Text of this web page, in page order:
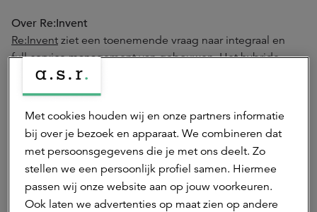
Over Re:Invent
Re:Invent ziet een toenemende vraag naar integraal en
full-service management van gebouwen. Het hybride
werk in de nasleep van covid-19 krijgt steeds meer vorm
en huurders en gebruikers verlangen een betere kwaliteit
en flexibiliteit voor de momenten dat men op kantoor is.
Wij zijn de regisseur die het mogelijk maakt om de best
mogelijke gebruikservaring te bieden tegen het beste
rendement, geheel aangesloten bij de wensen en
doelstellingen die de eigenaar voor ogen heeft voor het
gebouw en zijn gebruikers.
Met cookies houden wij en onze partners informatie
bij over je bezoek en apparaat. We combineren dat
met persoonsgegevens die je met ons deelt. Zo
stellen we een persoonlijk profiel samen. Hiermee
passen wij onze website aan op jouw voorkeuren.
Ook laten we advertenties op maat zien op andere